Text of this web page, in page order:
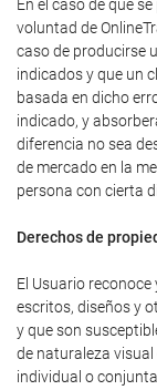
En el caso de que
voluntad de
caso de producirse
indicados y que un
basada en dicho
indicado, y
diferencia no sea
de mercado en la
persona con cierta
Derechos de
El Usuario
escritos, diseños y
y que son
de naturaleza
individual o